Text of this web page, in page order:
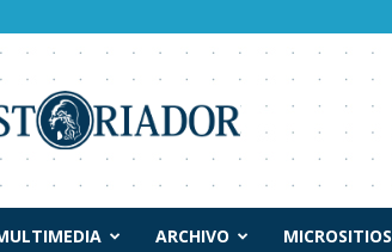
ARCHIVO MICROSITIOS